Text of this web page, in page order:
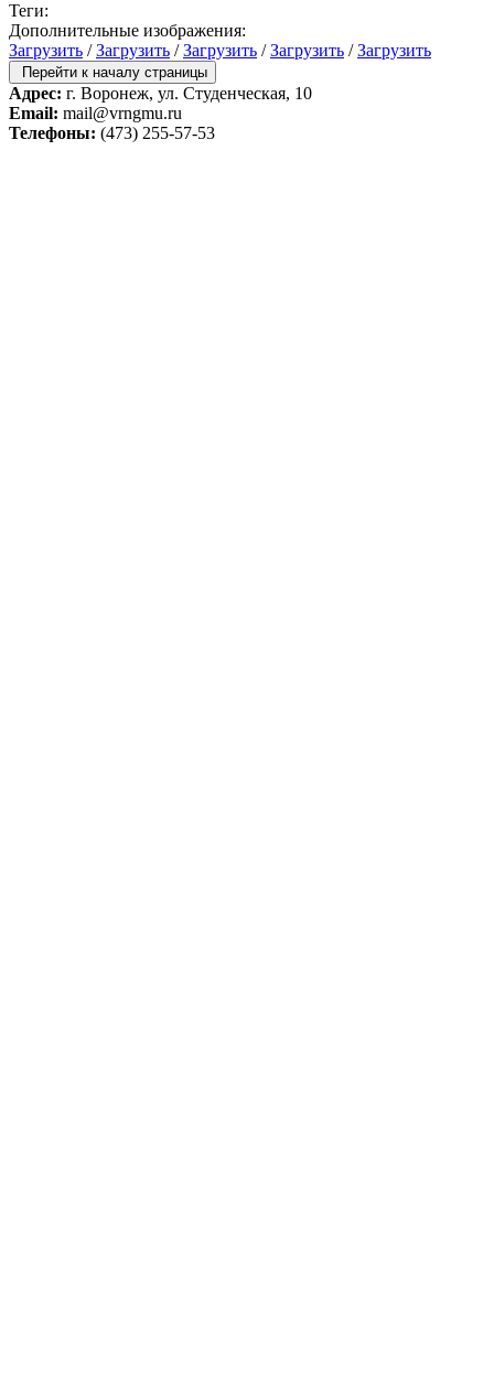
Теги:
Дополнительные изображения:
Загрузить /Загрузить /Загрузить /Загрузить /Загрузить
Перейти к началу страницы
Адрес: г. Воронеж, ул. Студенческая, 10
Email: mail@vrngmu.ru
Телефоны: (473) 255-57-53